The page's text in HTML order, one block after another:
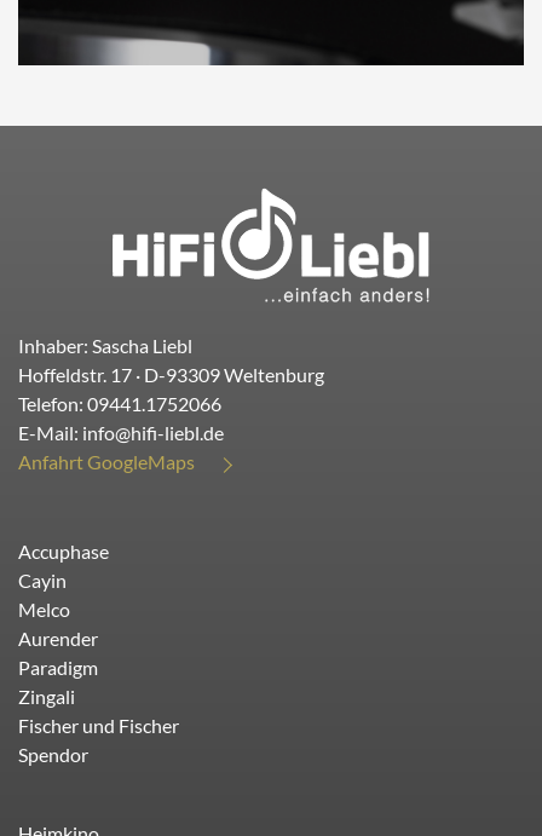
Inhaber: Sascha Liebl
Hoffeldstr. 17 · D-93309Weltenburg
Telefon: 09441.1752066
E-Mail: info@hifi-liebl.de
Anfahrt GoogleMaps
Accuphase
Cayin
Melco
Aurender
Paradigm
Zingali
Fischer und Fischer
Spendor